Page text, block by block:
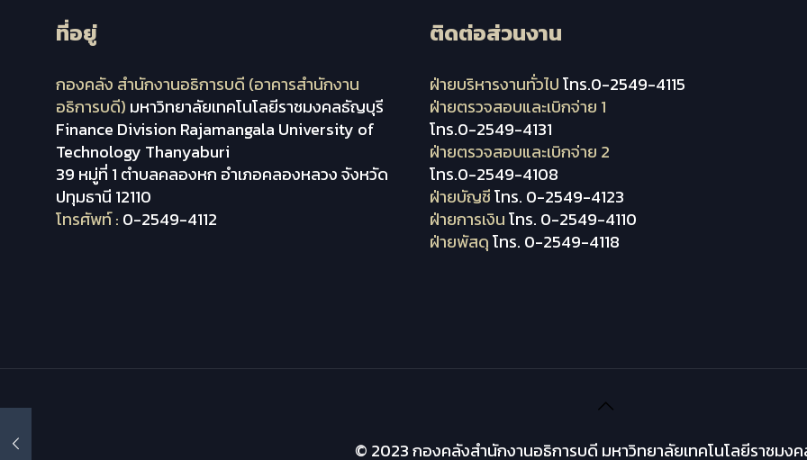
ที่อยู่
กองคลัง สำนักงานอธิการบดี (อาคารสำนักงาน
อธิการบดี) มหาวิทยาลัยเทคโนโลยีราชมงคลธัญบุรี
Finance Division Rajamangala University of
Technology Thanyaburi
39 หมู่ที่ 1 ตำบลคลองหก อำเภอคลองหลวง จังหวัด
ปทุมธานี 12110
โทรศัพท์ : 0-2549-4112
ติดต่อส่วนงาน
ฝ่ายบริหารงานทั่วไปโทร.0-2549-4115
ฝ่ายตรวจสอบและเบิกจ่าย 1
โทร.0-2549-4131
ฝ่ายตรวจสอบและเบิกจ่าย 2
โทร.0-2549-4108
ฝ่ายบัญชีโทร. 0-2549-4123
ฝ่ายการเงินโทร. 0-2549-4110
ฝ่ายพัสดุโทร. 0-2549-4118
© 2023 กองคลังสำนักงานอธิการบดี มหาวิทยาลัยเทคโนโลยีราชมง